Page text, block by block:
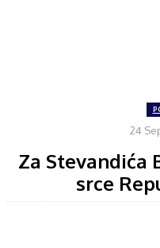
24
Za Stevandića
srce